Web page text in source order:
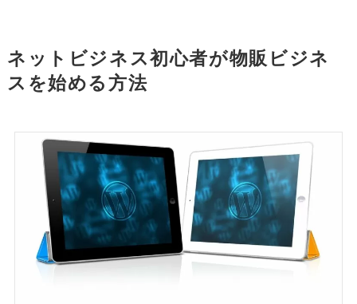
ネットビジネス初心者が物販ビジネ
スを始める方法